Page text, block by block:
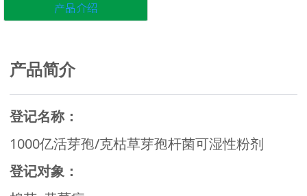
产品介绍
产品简介
登记名称：
1000亿活芽孢/克枯草芽孢杆菌可湿性粉剂
登记对象：